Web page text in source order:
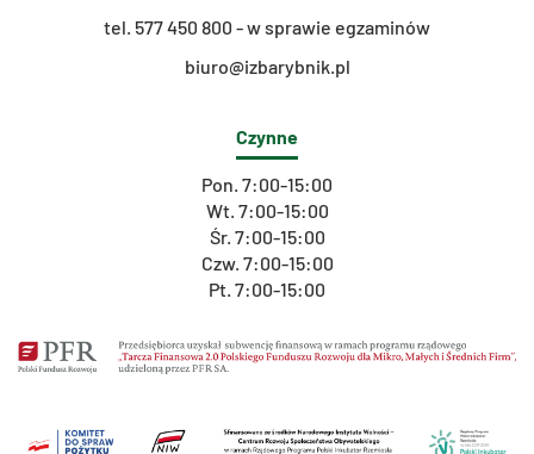
tel. 577 450 800 - w sprawie egzaminów
biuro@izbarybnik.pl
Czynne
Pon. 7:00-15:00
Wt. 7:00-15:00
Śr. 7:00-15:00
Czw. 7:00-15:00
Pt. 7:00-15:00